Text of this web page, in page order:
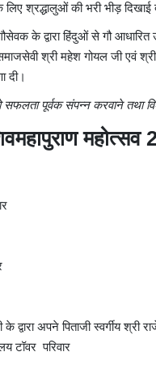
श्रद्धालुओं की भरी भीड़ दिखाई
के द्वारा हिंदुओं से गौ
श्री महेश गोयल जी एवं
दी।
पूर्वक संपन्न करवाने तथा
द्वारा अपने पिताजी स्वर्गीय श्री
टॉवर परिवार